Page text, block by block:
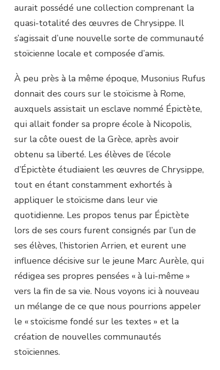
aurait possédé une collection comprenant la
quasi-totalité des œuvres de Chrysippe. Il
s’agissait d’une nouvelle sorte de communauté
stoïcienne locale et composée d’amis.
À peu près à la même époque, Musonius Rufus
donnait des cours sur le stoïcisme à Rome,
auxquels assistait un esclave nommé Épictète,
qui allait fonder sa propre école à Nicopolis,
sur la côte ouest de la Grèce, après avoir
obtenu sa liberté. Les élèves de l’école
d’Épictète étudiaient les œuvres de Chrysippe,
tout en étant constamment exhortés à
appliquer le stoïcisme dans leur vie
quotidienne. Les propos tenus par Épictète
lors de ses cours furent consignés par l’un de
ses élèves, l’historien Arrien, et eurent une
influence décisive sur le jeune Marc Aurèle, qui
rédigea ses propres pensées « à lui-même »
vers la fin de sa vie. Nous voyons ici à nouveau
un mélange de ce que nous pourrions appeler
le « stoïcisme fondé sur les textes » et la
création de nouvelles communautés
stoïciennes.